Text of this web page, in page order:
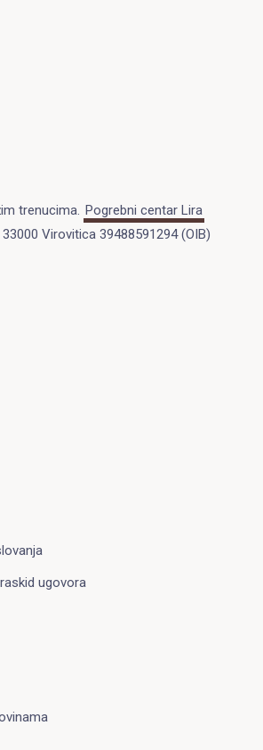
trenucima. Pogrebni centar Lira
Virovitica 39488591294 (OIB)
ugovora